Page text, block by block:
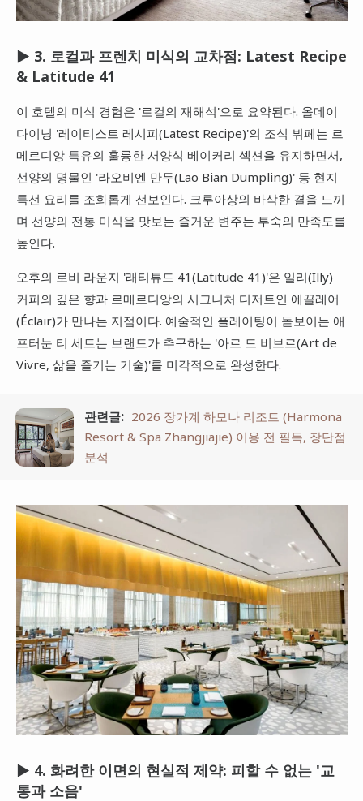
▶ 3. 로컬과 프렌치 미식의 교차점: Latest Recipe
& Latitude 41
이 호텔의 미식 경험은 '로컬의 재해석'으로 요약된다. 올데이
다이닝 '레이티스트 레시피(Latest Recipe)'의 조식 뷔페는 르
메르디앙 특유의 훌륭한 서양식 베이커리 섹션을 유지하면서,
선양의 명물인 '라오비엔 만두(Lao Bian Dumpling)' 등 현지
특선 요리를 조화롭게 선보인다. 크루아상의 바삭한 결을 느끼
며 선양의 전통 미식을 맛보는 즐거운 변주는 투숙의 만족도를
높인다.
오후의 로비 라운지 '래티튜드 41(Latitude 41)'은 일리(Illy)
커피의 깊은 향과 르메르디앙의 시그니처 디저트인 에끌레어
(Éclair)가 만나는 지점이다. 예술적인 플레이팅이 돋보이는 애
프터눈 티 세트는 브랜드가 추구하는 '아르 드 비브르(Art de
Vivre, 삶을 즐기는 기술)'를 미각적으로 완성한다.
관련글: 2026 장가계 하모나 리조트 (Harmona
Resort & Spa Zhangjiajie) 이용 전 필독, 장단점
분석
▶ 4. 화려한 이면의 현실적 제약: 피할 수 없는 '교
통과 소음'